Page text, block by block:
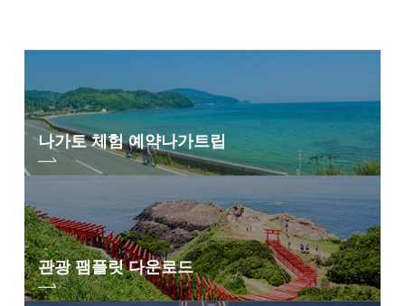
나가토 체험 예약나가트립
관광 팸플릿 다운로드